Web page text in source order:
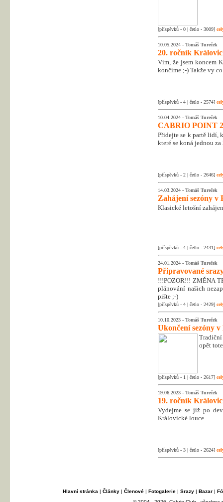
[příspěvků - 0 | četlo - 3009]
10.05.2024 - Tomáš Tureček
20. ročník
Vím, že jsem koncem
končíme ;-) Takže vy
[příspěvků - 4 | četlo - 2574]
10.04.2024 - Tomáš Tureček
CABRIO POINT
Přidejte se k partě lidí,
které se koná jednou
[příspěvků - 2 | četlo - 2646]
14.03.2024 - Tomáš Tureček
Zahájení sezóny v
Klasické letošní
[příspěvků - 4 | četlo - 2431]
24.01.2024 - Tomáš Tureček
Připravované
!!!POZOR!!! ZMĚNA
plánování našich
pište ;-)
[příspěvků - 4 | četlo - 2429]
10.10.2023 - Tomáš Tureček
Ukončení sezóny v
opět
[příspěvků - 1 | četlo - 2617]
19.06.2023 - Tomáš Tureček
19. ročník
Vydejme se již po
Královické louce.
[příspěvků - 3 | četlo - 2624]
Hlavní stránka | Články| Členové| Fotogalerie| Srazy| Bazar|